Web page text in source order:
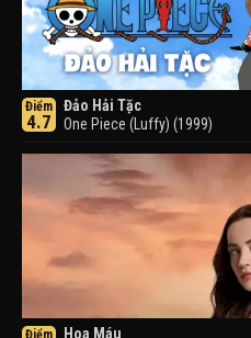
Điểm
4.7
Đảo Hải Tặc
One Piece (Luffy) (1999)
Điểm
Hoa Máu